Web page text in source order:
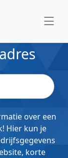
over een
Hier kun je
korte